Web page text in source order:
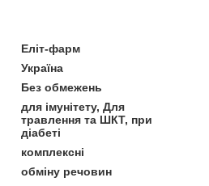
Еліт-фарм
Україна
Без обмежень
для імунітету, Для
травлення та ШКТ, при
діабеті
комплексні
обміну речовин